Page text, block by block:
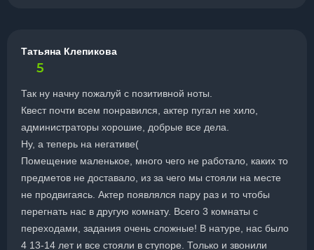
Татьяна Клепикова
5
Так ну начну пожалуй с позитивной ноты.
Квест почти всем понравился, актер пугал не хило,
администраторы хорошие, добрые все дела.
Ну, а теперь на негативе(
Помещение маленькое, много чего не работало, каких то
предметов не доставало, из за чего мы стояли на месте
не продвигаясь. Актер появлялся пару раз и то чтобы
перегнать нас в другую комнату. Всего 3 комнаты с
переходами, задания очень сложные! В натуре, нас было
4 13-14 лет и все стояли в ступоре. Только и звонили